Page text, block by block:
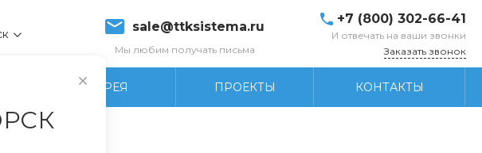
sale@ttksistema.ru
Мы любим получать письма
+7 (800) 302-66-41
И отвечать на ваши звонки
Заказать звонок
ФОТОГАЛЕРЕЯ ПРОЕКТЫ КОНТАКТЫ